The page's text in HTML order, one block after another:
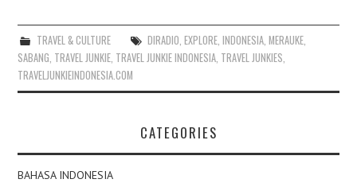
TRAVEL & CULTURE DIRADIO, EXPLORE, INDONESIA, MERAUKE,
SABANG, TRAVEL JUNKIE, TRAVEL JUNKIE INDONESIA, TRAVEL JUNKIES,
TRAVELJUNKIEINDONESIA.COM
CATEGORIES
BAHASA INDONESIA